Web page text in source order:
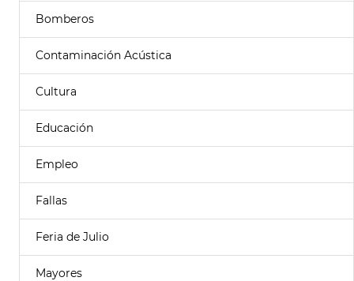
Bomberos
Contaminación Acústica
Cultura
Educación
Empleo
Fallas
Feria de Julio
Mayores